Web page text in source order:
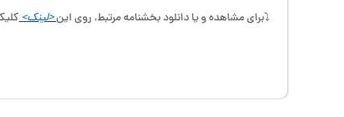
⤵️برای مشاهده و یا دانلود بخشنامه مرتبط، روی این<لینک>